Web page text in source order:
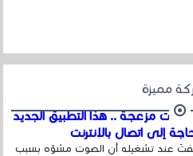
مميزة
مزعجة .. هذا التطبيق الجديد
إلى اتصال بالإنترنت
عند تشغيله أن الصوت مشوّه بسبب